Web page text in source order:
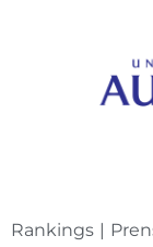
Rankings |